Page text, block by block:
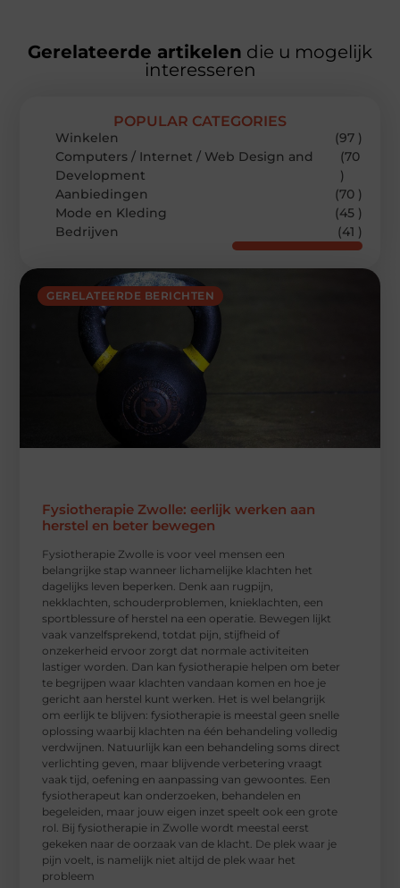
Gerelateerde artikelen die u mogelijk
interesseren
GERELATEERDE BERICHTEN
Fysiotherapie Zwolle: eerlijk werken aan
herstel en beter bewegen
Fysiotherapie Zwolle is voor veel mensen een
belangrijke stap wanneer lichamelijke klachten het
dagelijks leven beperken. Denk aan rugpijn,
nekklachten, schouderproblemen, knieklachten, een
sportblessure of herstel na een operatie. Bewegen lijkt
vaak vanzelfsprekend, totdat pijn, stijfheid of
onzekerheid ervoor zorgt dat normale activiteiten
lastiger worden. Dan kan fysiotherapie helpen om beter
te begrijpen waar klachten vandaan komen en hoe je
gericht aan herstel kunt werken. Het is wel belangrijk
om eerlijk te blijven: fysiotherapie is meestal geen snelle
oplossing waarbij klachten na één behandeling volledig
verdwijnen. Natuurlijk kan een behandeling soms direct
verlichting geven, maar blijvende verbetering vraagt
vaak tijd, oefening en aanpassing van gewoontes. Een
fysiotherapeut kan onderzoeken, behandelen en
begeleiden, maar jouw eigen inzet speelt ook een grote
rol. Bij fysiotherapie in Zwolle wordt meestal eerst
gekeken naar de oorzaak van de klacht. De plek waar je
pijn voelt, is namelijk niet altijd de plek waar het
probleem
POPULAR CATEGORIES
Winkelen
(97 )
Computers / Internet / Web Design and
Development
(70
)
Aanbiedingen
(70 )
Mode en Kleding
(45 )
Bedrijven
(41 )